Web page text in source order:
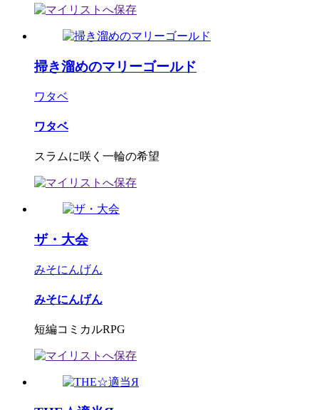
掃き溜めのマリーゴールド
ワタベ
ワタベ
スラムに咲く一輪の希望
ザ・大会
みそにんげん
みそにんげん
短編コミカルRPG